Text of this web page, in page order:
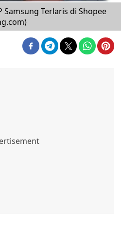
Samsung Terlaris di Shopee